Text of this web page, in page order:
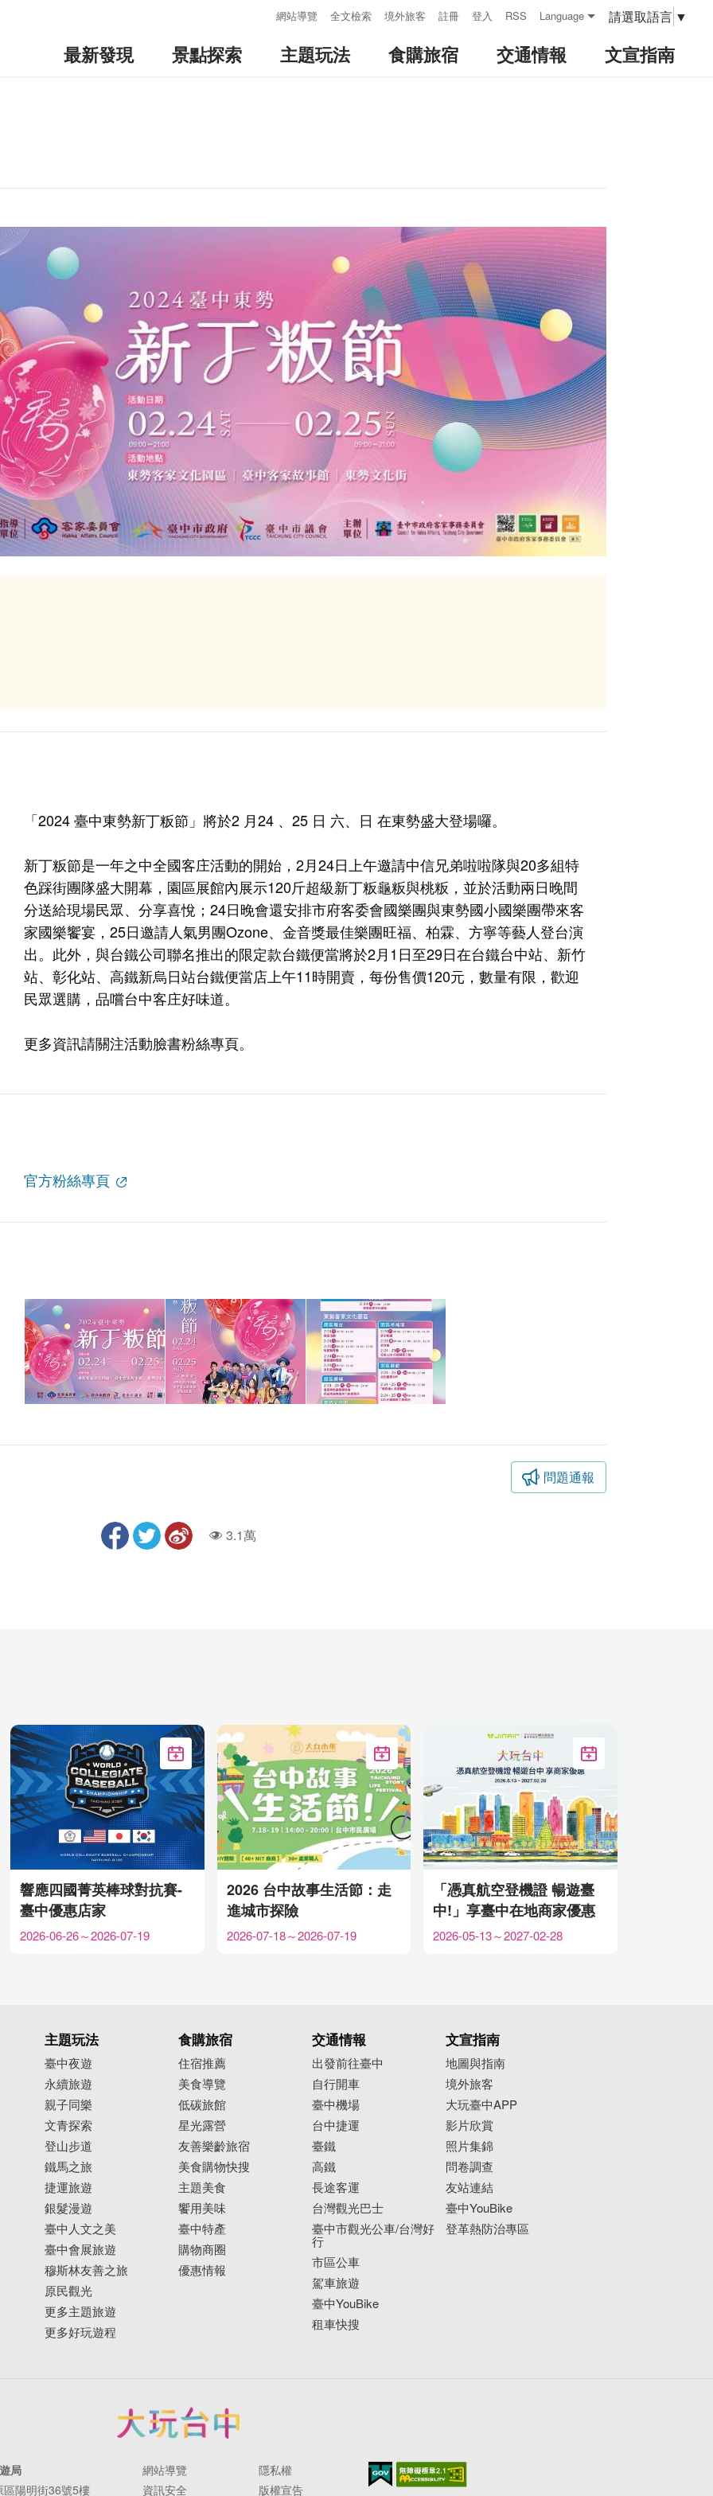
網站導覽 全文檢索 境外旅客 註冊 登入 RSS Language 請選取語言 ▼
最新發現 景點探索 主題玩法 食購旅宿 交通情報 文宣指南
「2024 臺中東勢新丁粄節」將於2 月24 、25 日 六、日 在東勢盛大登場囉。
新丁粄節是一年之中全國客庄活動的開始，2月24日上午邀請中信兄弟啦啦隊與20多組特
色踩街團隊盛大開幕，園區展館內展示120斤超級新丁粄龜粄與桃粄，並於活動兩日晚間
分送給現場民眾、分享喜悅；24日晚會還安排市府客委會國樂團與東勢國小國樂團帶來客
家國樂饗宴，25日邀請人氣男團Ozone、金音獎最佳樂團旺福、柏霖、方寧等藝人登台演
出。此外，與台鐵公司聯名推出的限定款台鐵便當將於2月1日至29日在台鐵台中站、新竹
站、彰化站、高鐵新烏日站台鐵便當店上午11時開賣，每份售價120元，數量有限，歡迎
民眾選購，品嚐台中客庄好味道。
更多資訊請關注活動臉書粉絲專頁。
官方粉絲專頁
問題通報
人氣3.1萬
響應四國菁英棒球對抗賽-
臺中優惠店家
2026-06-26～2026-07-19
加入Google行事曆
2026 台中故事生活節：走
進城市探險
2026-07-18～2026-07-19
加入Google行事曆
「憑真航空登機證 暢遊臺
中!」享臺中在地商家優惠
2026-05-13～2027-02-28
加入Google行事曆
主題玩法
臺中夜遊
永續旅遊
親子同樂
文青探索
登山步道
鐵馬之旅
捷運旅遊
銀髮漫遊
臺中人文之美
臺中會展旅遊
穆斯林友善之旅
原民觀光
更多主題旅遊
更多好玩遊程
食購旅宿
住宿推薦
美食導覽
低碳旅館
星光露營
友善樂齡旅宿
美食購物快搜
主題美食
饗用美味
臺中特產
購物商圈
優惠情報
交通情報
出發前往臺中
自行開車
臺中機場
台中捷運
臺鐵
高鐵
長途客運
台灣觀光巴士
臺中市觀光公車/台灣好
行
市區公車
駕車旅遊
臺中YouBike
租車快搜
文宣指南
地圖與指南
境外旅客
大玩臺中APP
影片欣賞
照片集錦
問卷調查
友站連結
臺中YouBike
登革熱防治專區
局
陽明街36號5樓
網站導覽
隱私權
資訊安全
版權宣告